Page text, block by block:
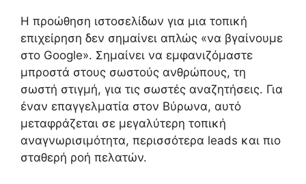
Η προώθηση ιστοσελίδων για μια τοπική
επιχείρηση δεν σημαίνει απλώς «να βγαίνουμε
στο Google». Σημαίνει να εμφανιζόμαστε
μπροστά στους σωστούς ανθρώπους, τη
σωστή στιγμή, για τις σωστές αναζητήσεις. Για
έναν επαγγελματία στον Βύρωνα, αυτό
μεταφράζεται σε μεγαλύτερη τοπική
αναγνωρισιμότητα, περισσότερα leads και πιο
σταθερή ροή πελατών.